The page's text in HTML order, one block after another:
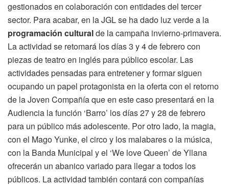
gestionados en colaboración con entidades del tercer
sector. Para acabar, en la JGL se ha dado luz verde a la
programación culturalde la campaña invierno-primavera.
La actividad se retomará los días 3 y 4 de febrero con
piezas de teatro en inglés para público escolar. Las
actividades pensadas para entretener y formar siguen
ocupando un papel protagonista en la oferta con el retorno
de la Joven Compañía que en este caso presentará en la
Audiencia la función ‘Barro’ los días 27 y 28 de febrero
para un público más adolescente. Por otro lado, la magia,
con el Mago Yunke, el circo y los malabares o la música,
con la Banda Municipal y el ‘We love Queen’ de Yllana
ofrecerán un abanico variado para llegar a todos los
públicos. La actividad también contará con compañías